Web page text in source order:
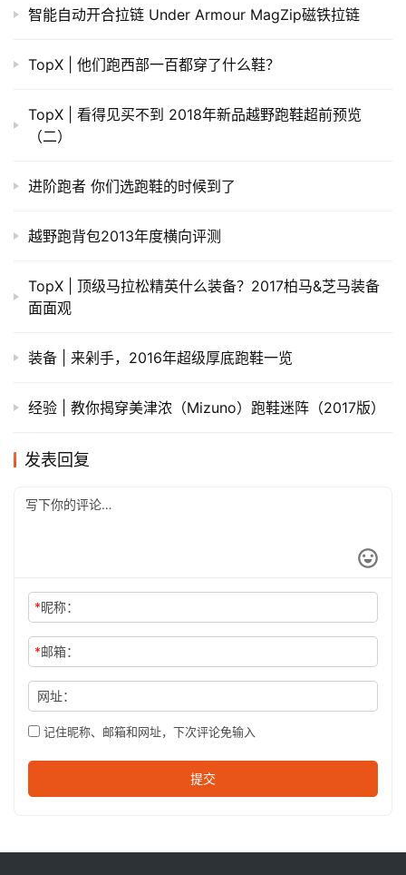
智能自动开合拉链 Under Armour MagZip磁铁拉链
TopX | 他们跑西部一百都穿了什么鞋？
TopX | 看得见买不到 2018年新品越野跑鞋超前预览
（二）
进阶跑者 你们选跑鞋的时候到了
越野跑背包2013年度横向评测
TopX | 顶级马拉松精英什么装备？2017柏马&芝马装备
面面观
装备 | 来剁手，2016年超级厚底跑鞋一览
经验 | 教你揭穿美津浓（Mizuno）跑鞋迷阵（2017版）
发表回复
*昵称：
*邮箱：
网址：
记住昵称、邮箱和网址，下次评论免输入
提交